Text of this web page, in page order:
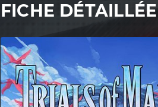
FICHE DÉTAILLÉE